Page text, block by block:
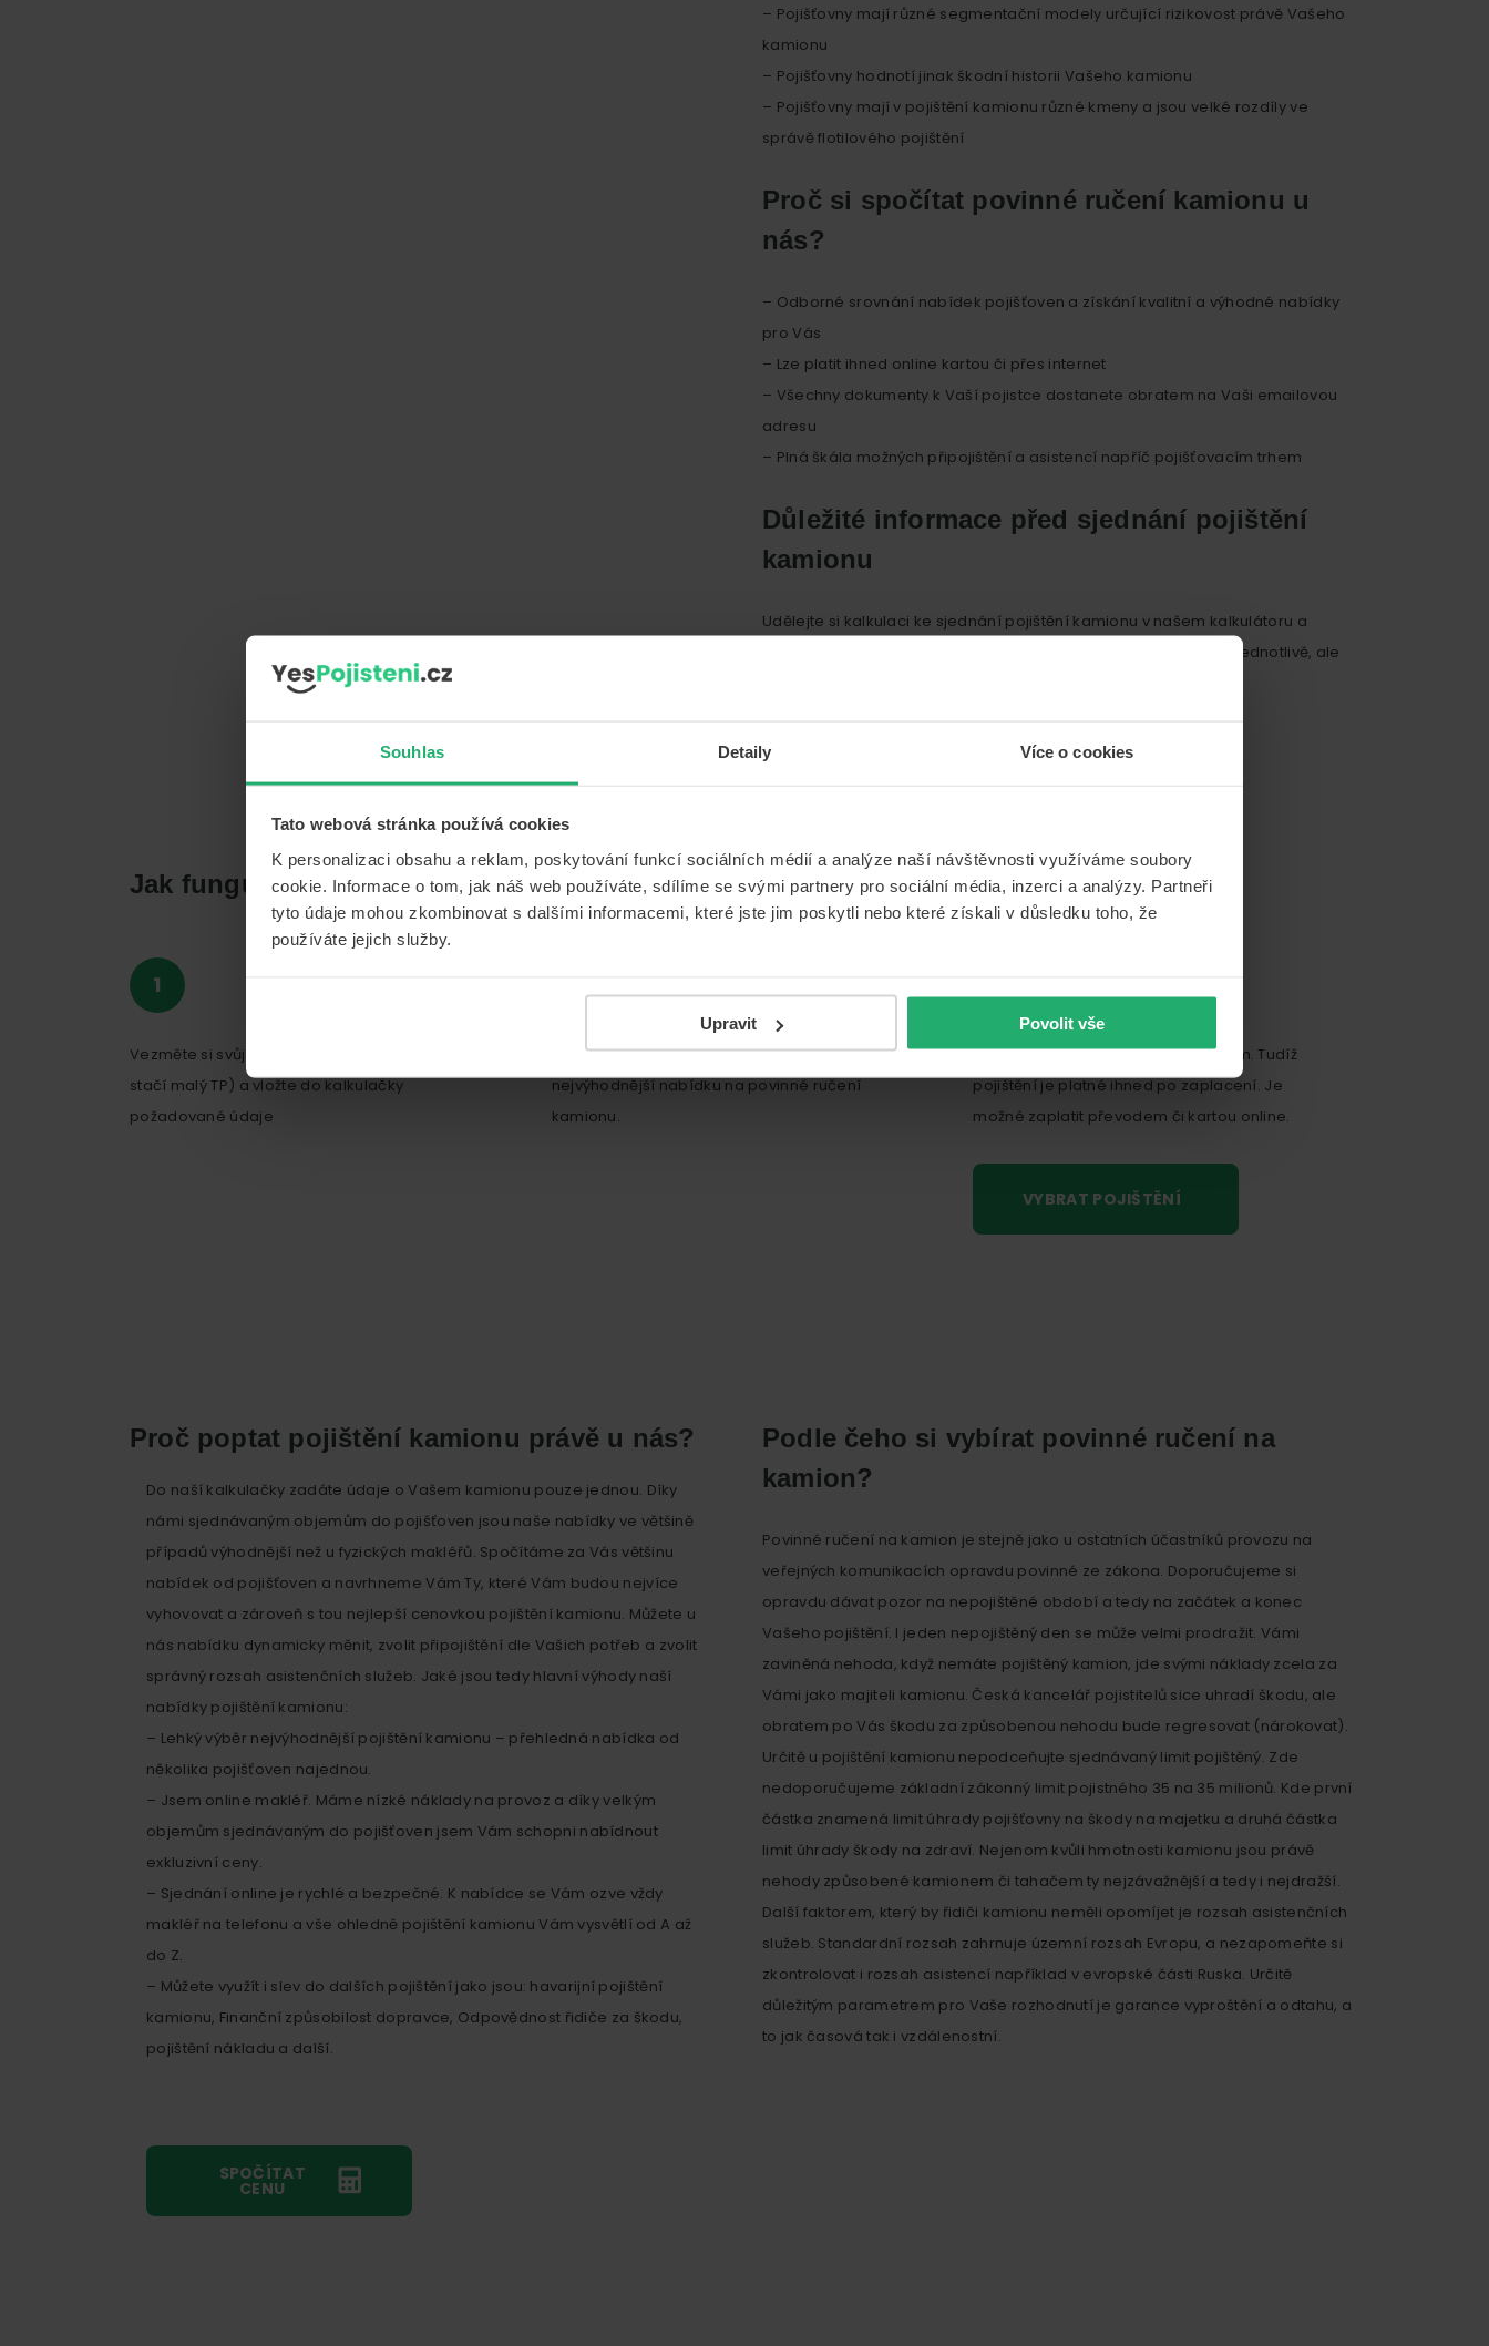
Souhlas Detaily Více o cookies
Tato webová stránka používá cookies
K personalizaci obsahu a reklam, poskytování funkcí sociálních médií a analýze naší návštěvnosti využíváme soubory
cookie. Informace o tom, jak náš web používáte, sdílíme se svými partnery pro sociální média, inzerci a analýzy. Partneři
tyto údaje mohou zkombinovat s dalšími informacemi, které jste jim poskytli nebo které získali v důsledku toho, že
používáte jejich služby.
Upravit Povolit vše
– Pojišťovny mají různé segmentační modely určující rizikovost právě Vašeho
kamionu
– Pojišťovny hodnotí jinak škodní historii Vašeho kamionu
– Pojišťovny mají v pojištění kamionu různé kmeny a jsou velké rozdíly ve
správě flotilového pojištění
Proč si spočítat povinné ručení kamionu u
nás?
– Odborné srovnání nabídek pojišťoven a získání kvalitní a výhodné nabídky
pro Vás
– Lze platit ihned online kartou či přes internet
– Všechny dokumenty k Vaší pojistce dostanete obratem na Vaši emailovou
adresu
– Plná škála možných připojištění a asistencí napříč pojišťovacím trhem
Důležité informace před sjednání pojištění
kamionu
Udělejte si kalkulaci ke sjednání pojištění kamionu v našem kalkulátoru a
ušetříte tak nejenom čas, kdy nebude muset obíhat pojišťovny jednotlivě, ale
Jak funguje sjednání povinného ručení na kamion?
Vezměte si svůj technický průkaz (na kalkulaci
stačí malý TP) a vložte do kalkulačky
požadované údaje
Naše kalkulačka Vám ihned spočítá tu
nejvýhodnější nabídku na povinné ručení
kamionu.
Pojištění kamionu vzniká zaplacením. Tudíž
pojištění je platné ihned po zaplacení. Je
možné zaplatit převodem či kartou online.
VYBRAT POJIŠTĚNÍ
Proč poptat pojištění kamionu právě u nás?
Do naší kalkulačky zadáte údaje o Vašem kamionu pouze jednou. Díky
námi sjednávaným objemům do pojišťoven jsou naše nabídky ve většině
případů výhodnější než u fyzických makléřů. Spočítáme za Vás většinu
nabídek od pojišťoven a navrhneme Vám Ty, které Vám budou nejvíce
vyhovovat a zároveň s tou nejlepší cenovkou pojištění kamionu. Můžete u
nás nabídku dynamicky měnit, zvolit připojištění dle Vašich potřeb a zvolit
správný rozsah asistenčních služeb. Jaké jsou tedy hlavní výhody naší
nabídky pojištění kamionu:
– Lehký výběr nejvýhodnější pojištění kamionu – přehledná nabídka od
několika pojišťoven najednou.
– Jsem online makléř. Máme nízké náklady na provoz a díky velkým
objemům sjednávaným do pojišťoven jsem Vám schopni nabídnout
exkluzivní ceny.
– Sjednání online je rychlé a bezpečné. K nabídce se Vám ozve vždy
makléř na telefonu a vše ohledně pojištění kamionu Vám vysvětlí od A až
do Z.
– Můžete využít i slev do dalších pojištění jako jsou: havarijní pojištění
kamionu, Finanční způsobilost dopravce, Odpovědnost řidiče za škodu,
pojištění nákladu a další.
SPOČÍTAT
CENU
Podle čeho si vybírat povinné ručení na
kamion?
Povinné ručení na kamion je stejně jako u ostatních účastníků provozu na
veřejných komunikacích opravdu povinné ze zákona. Doporučujeme si
opravdu dávat pozor na nepojištěné období a tedy na začátek a konec
Vašeho pojištění. I jeden nepojištěný den se může velmi prodražit. Vámi
zaviněná nehoda, když nemáte pojištěný kamion, jde svými náklady zcela za
Vámi jako majiteli kamionu. Česká kancelář pojistitelů sice uhradí škodu, ale
obratem po Vás škodu za způsobenou nehodu bude regresovat (nárokovat).
Určitě u pojištění kamionu nepodceňujte sjednávaný limit pojištěný. Zde
nedoporučujeme základní zákonný limit pojistného 35 na 35 milionů. Kde první
částka znamená limit úhrady pojišťovny na škody na majetku a druhá částka
limit úhrady škody na zdraví. Nejenom kvůli hmotnosti kamionu jsou právě
nehody způsobené kamionem či tahačem ty nejzávažnější a tedy i nejdražší.
Další faktorem, který by řidiči kamionu neměli opomíjet je rozsah asistenčních
služeb. Standardní rozsah zahrnuje územní rozsah Evropu, a nezapomeňte si
zkontrolovat i rozsah asistencí například v evropské části Ruska. Určitě
důležitým parametrem pro Vaše rozhodnutí je garance vyproštění a odtahu, a
to jak časová tak i vzdálenostní.